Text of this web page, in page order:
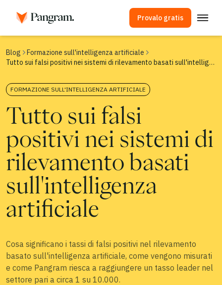
Provalo gratis
Rilevatore di IA
Rilevatore di immagini
Integrazioni
Controllo antiplagio
Rilevamento multilingue tramite IA
Casi d'uso
Azienda
Prezzi
Contatta l'ufficio vendite
Blog
Formazione sull'intelligenza artificiale
Tutto sui falsi positivi nei sistemi di rilevamento basati sull'intelligenza artificiale
FORMAZIONE SULL'INTELLIGENZA ARTIFICIALE
Tutto sui falsi
positivi nei sistemi di
rilevamento basati
sull'intelligenza
artificiale
Cosa significano i tassi di falsi positivi nel rilevamento
basato sull'intelligenza artificiale, come vengono misurati
e come Pangram riesca a raggiungere un tasso leader nel
settore pari a circa 1 su 10.000.